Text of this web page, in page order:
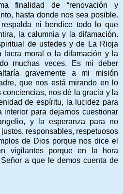
finalidad de “renovación y
hasta donde nos sea posible.
ni bendice todo lo que
la calumnia y la difamación.
de ustedes y de La Rioja
lacra moral o la difamación y la
muchas veces. Es mi deber
gravemente a mi misión
que nos está mirando en lo
conciencias, nos dé la gracia y la
de espíritu, la lucidez para
interior para dejarnos cuestionar
y la esperanza para no
responsables, respetuosos
de Dios porque nos dice el
vigilantes porque en la hora
a que le demos cuenta de